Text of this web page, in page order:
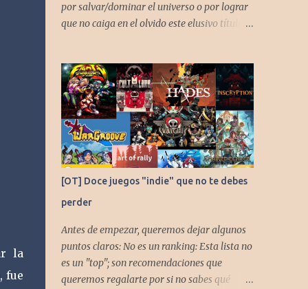
la
fue
por salvar/dominar el universo o por lograr
que no caiga en el olvido este elusivo título
[OT] Doce juegos "indie" que no te debes
perder
Antes de empezar, queremos dejar algunos
puntos claros: No es un ranking: Esta lista no
es un "top"; son recomendaciones que
queremos regalarte por si no sabes qué